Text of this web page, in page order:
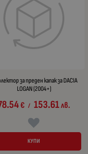
за преден капак за DACIA
LOGAN (2004+)
€ / 153.61лв.
КУПИ